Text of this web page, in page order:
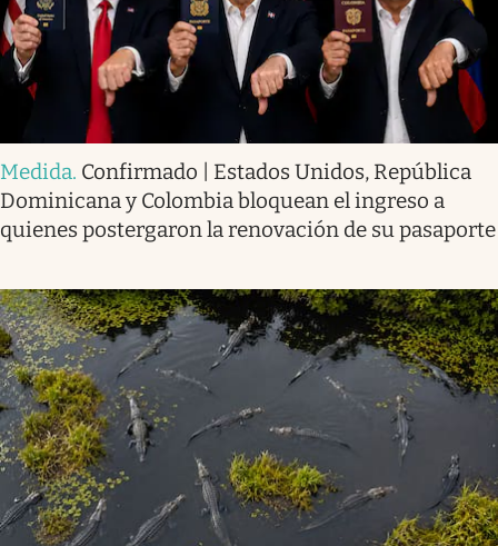
Medida. Confirmado | Estados Unidos, República
Dominicana y Colombia bloquean el ingreso a
quienes postergaron la renovación de su pasaporte